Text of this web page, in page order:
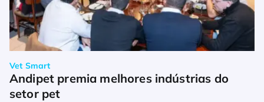
Vet Smart
Andipet premia melhores indústrias do
setor pet